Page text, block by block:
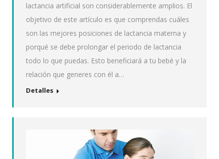
lactancia artificial son considerablemente amplios. El
objetivo de este artículo es que comprendas cuáles
son las mejores posiciones de lactancia materna y
porqué se debe prolongar el periodo de lactancia
todo lo que puedas. Esto beneficiará a tu bebé y la
relación que generes con él a…
Detalles